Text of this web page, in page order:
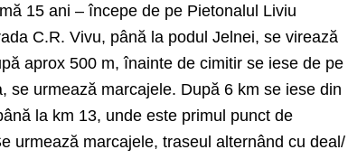
15 ani – începe de pe Pietonalul Liviu
C.R. Vivu, până la podul Jelnei, se virează
aprox 500 m, înainte de cimitir se iese de pe
se urmează marcajele. După 6 km se iese din
la km 13, unde este primul punct de
urmează marcajele, traseul alternând cu deal/